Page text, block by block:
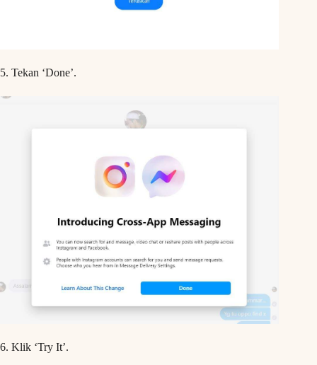
5. Tekan ‘Done’.
6. Klik ‘Try It’.